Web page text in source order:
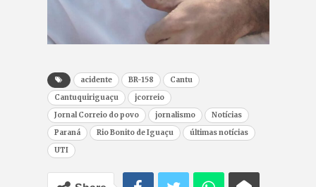
acidente BR-158
Cantu
Cantuquiriguaçu
jcorreio
Jornal Correio do povo
jornalismo
Notícias
Paraná
Rio Bonito de Iguaçu
últimas notícias
UTI